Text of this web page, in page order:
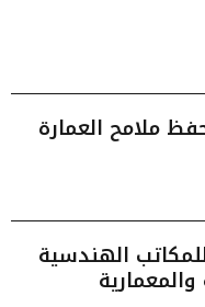
ملامح العمارة
الهندسية